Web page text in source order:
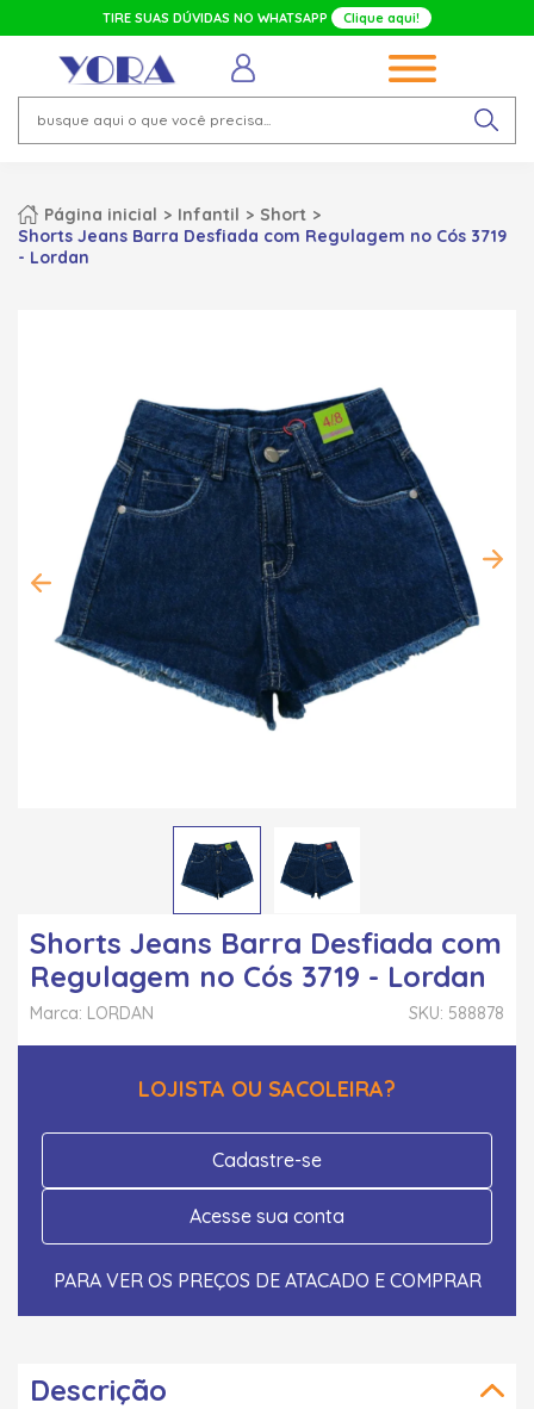
TIRE SUAS DÚVIDAS NO WHATSAPP Clique aqui!
Página inicial Infantil
Short
Shorts Jeans Barra Desfiada com Regulagem no Cós 3719
- Lordan
Shorts Jeans Barra Desfiada com
Regulagem no Cós 3719 - Lordan
SKU: 588878
Marca: LORDAN
LOJISTA OU SACOLEIRA?
Cadastre-se
Acesse sua conta
PARA VER OS PREÇOS DE ATACADO E COMPRAR
Descrição